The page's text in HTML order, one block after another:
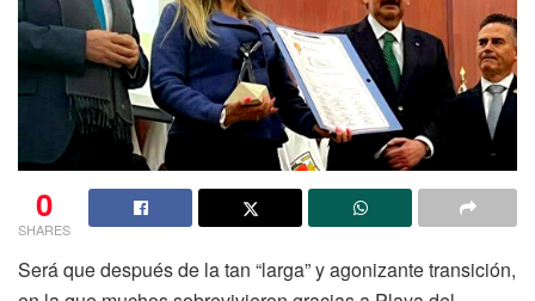
0
SHARES
Será que después de la tan “larga” y agonizante transición,